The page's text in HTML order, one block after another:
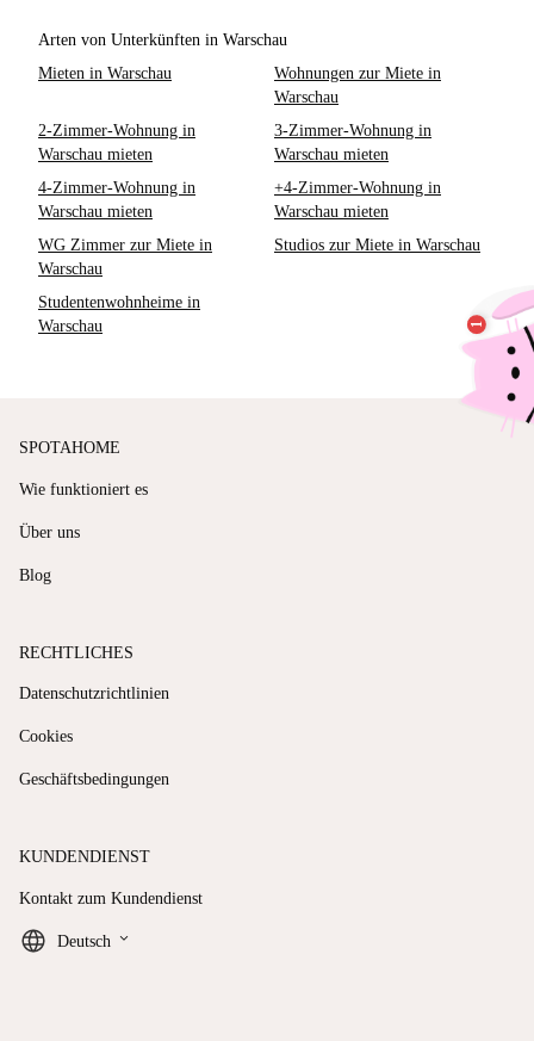
Arten von Unterkünften in Warschau
Mieten in Warschau
Wohnungen zur Miete in
Warschau
2-Zimmer-Wohnung in
Warschau mieten
3-Zimmer-Wohnung in
Warschau mieten
4-Zimmer-Wohnung in
Warschau mieten
+4-Zimmer-Wohnung in
Warschau mieten
WG Zimmer zur Miete in
Warschau
Studios zur Miete in Warschau
Studentenwohnheime in
Warschau
SPOTAHOME
Wie funktioniert es
Über uns
Blog
RECHTLICHES
Datenschutzrichtlinien
Cookies
Geschäftsbedingungen
KUNDENDIENST
Kontakt zum Kundendienst
Deutsch keyboard_arrow_down